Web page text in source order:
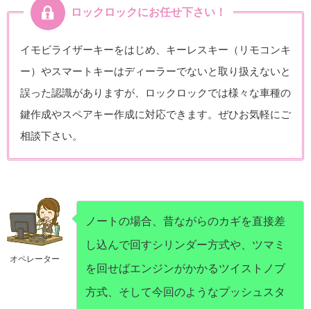
ロックロックにお任せ下さい！
イモビライザーキーをはじめ、キーレスキー（リモコンキ
ー）やスマートキーはディーラーでないと取り扱えないと
誤った認識がありますが、ロックロックでは様々な車種の
鍵作成やスペアキー作成に対応できます。ぜひお気軽にご
相談下さい。
オペレーター
ノートの場合、昔ながらのカギを直接差
し込んで回すシリンダー方式や、ツマミ
を回せばエンジンがかかるツイストノブ
方式、そして今回のようなプッシュスタ